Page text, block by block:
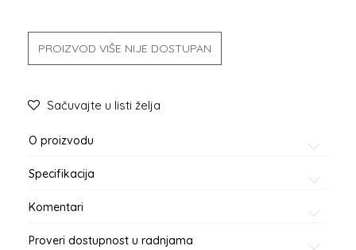
PROIZVOD VIŠE NIJE DOSTUPAN
Sačuvajte u listi želja
O proizvodu
Specifikacija
Komentari
Proveri dostupnost u radnjama